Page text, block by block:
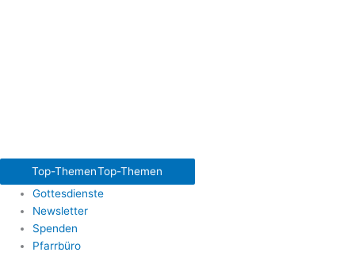
Top-ThemenTop-Themen
Gottesdienste
Newsletter
Spenden
Pfarrbüro